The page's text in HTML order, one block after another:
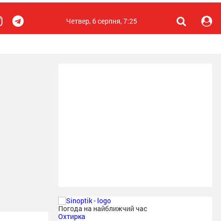
Четвер, 6 серпня, 7:25
Погода на найближчий час
Охтирка